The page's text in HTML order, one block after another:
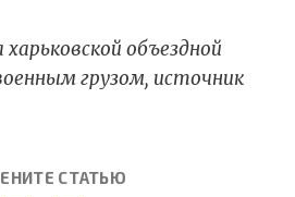
объездной
грузом, источник
СТАТЬЮ